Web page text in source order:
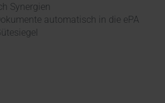
Synergien
automatisch in die ePA